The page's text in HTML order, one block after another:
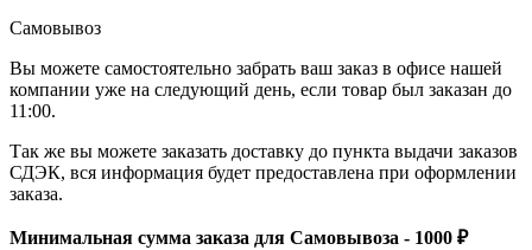
Самовывоз
Вы можете самостоятельно забрать ваш заказ в офисе нашей
компании уже на следующий день, если товар был заказан до
11:00.
Так же вы можете заказать доставку до пункта выдачи заказов
СДЭК, вся информация будет предоставлена при оформлении
заказа.
Минимальная сумма заказа для Самовывоза - 1000 ₽